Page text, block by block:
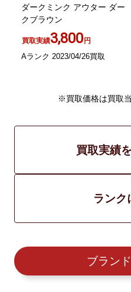
ダークミンク アウター ダー
クブラウン
買取実績3,800円
Aランク 2023/04/26買取
※買取価格は買取
買取実績
ランク
ブラン